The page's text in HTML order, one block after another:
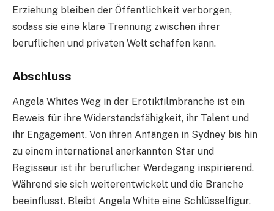
Erziehung bleiben der Öffentlichkeit verborgen,
sodass sie eine klare Trennung zwischen ihrer
beruflichen und privaten Welt schaffen kann.
Abschluss
Angela Whites Weg in der Erotikfilmbranche ist ein
Beweis für ihre Widerstandsfähigkeit, ihr Talent und
ihr Engagement. Von ihren Anfängen in Sydney bis hin
zu einem international anerkannten Star und
Regisseur ist ihr beruflicher Werdegang inspirierend.
Während sie sich weiterentwickelt und die Branche
beeinflusst. Bleibt Angela White eine Schlüsselfigur,